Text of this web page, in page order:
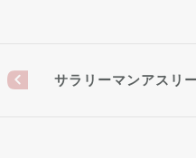
サラリーマンアスリ